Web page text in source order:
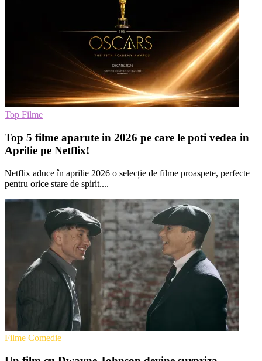
Top Filme
Top 5 filme aparute in 2026 pe care le poti vedea in
Aprilie pe Netflix!
Netflix aduce în aprilie 2026 o selecție de filme proaspete, perfecte
pentru orice stare de spirit....
Filme Comedie